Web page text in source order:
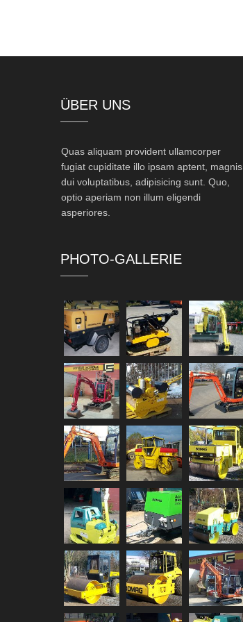
ÜBER UNS
Quas aliquam provident ullamcorper
fugiat cupiditate illo ipsam aptent, magnis,
dui voluptatibus, adipisicing sunt. Quo,
optio aperiam non illum eligendi
asperiores.
PHOTO-GALLERIE